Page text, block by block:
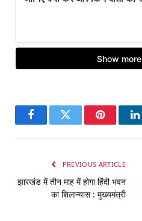
FacebookTwitter Pinterest
PREVIOUS ARTICLE
झारखंड में तीन माह में होगा हिंदी भवन
का शिलान्यास : मुख्यमंत्री